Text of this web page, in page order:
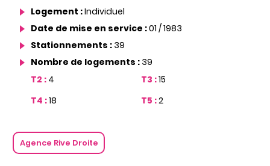
Logement :Individuel
Date de mise en service :01 / 1983
Stationnements : 39
Nombre de logements : 39
T2 : 4 T3 :15
T4 :18 T5 :2
Agence Rive Droite